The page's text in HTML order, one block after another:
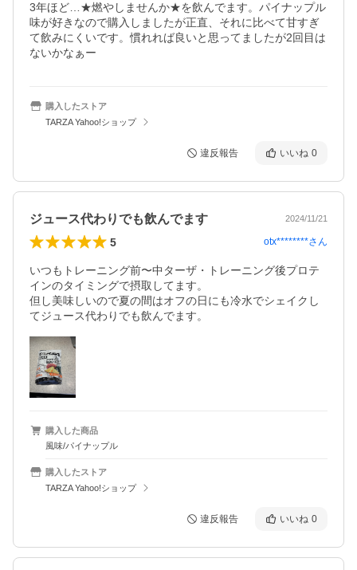
3年ほど…★燃やしませんか★を飲んでます。パイナップル
味が好きなので購入しましたが正直、それに比べて甘すぎ
て飲みにくいです。慣れれば良いと思ってましたが2回目は
ないかなぁー
購入したストア
TARZA Yahoo!ショップ
違反報告 いいね 0
ジュース代わりでも飲んでます 2024/11/21
5 otx********さん
いつもトレーニング前〜中ターザ・トレーニング後プロテ
インのタイミングで摂取してます。
但し美味しいので夏の間はオフの日にも冷水でシェイクし
てジュース代わりでも飲んでます。
購入した商品
風味/パイナップル
購入したストア
TARZA Yahoo!ショップ
違反報告 いいね 0